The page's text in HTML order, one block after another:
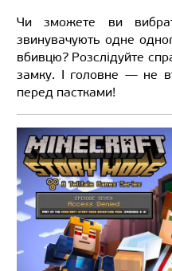
Чи зможете ви
звинувачують одне
вбивцю? Розслідуйте
замку. І головне — не
перед пастками!